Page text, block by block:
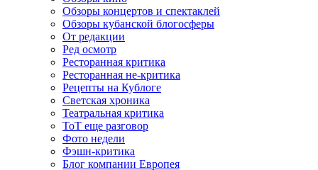
Обзоры концертов и спектаклей
Обзоры кубанской блогосферы
От редакции
Ред осмотр
Ресторанная критика
Ресторанная не-критика
Рецепты на Кублоге
Светская хроника
Театральная критика
ТоТ еще разговор
Фото недели
Фэшн-критика
Блог компании Европея